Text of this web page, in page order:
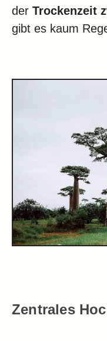
der Trockenzeit
gibt es kaum
Zentrales